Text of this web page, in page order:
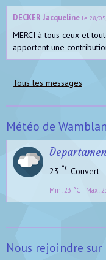
DECKER Jacqueline Le 28/
MERCI à tous ceux et
apportent une
Tous les messages
Météo de Wamblan
23 °C Couvert
Min: 23 °C | Max:
Nous rejoindre sur